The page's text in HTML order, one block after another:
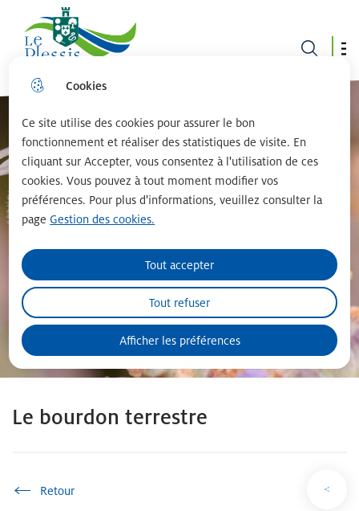
Cookies
Ce site utilise des cookies pour assurer le bon
fonctionnement et réaliser des statistiques de visite. En
cliquant sur Accepter, vous consentez à l'utilisation de ces
cookies. Vous pouvez à tout moment modifier vos
préférences. Pour plus d'informations, veuillez consulter la
page Gestion des cookies.
Afficher les préférences
Tout accepter
Tout refuser
Aller
menu
principal
Le plessis robinson
Le bourdon terrestre
Accueil